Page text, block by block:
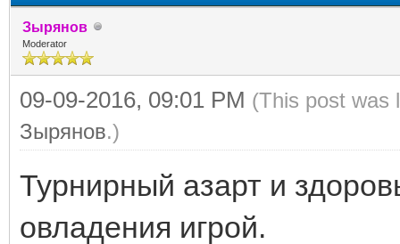
Зырянов
Moderator
09-09-2016, 09:01 PM (This post was
Зырянов.)
Турнирный азарт и
овладения игрой.